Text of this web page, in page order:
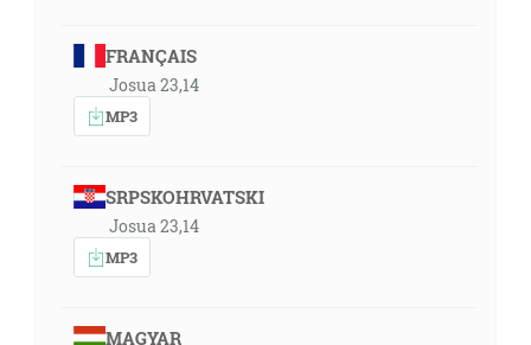
FRANÇAIS
Josua 23,14
MP3
SRPSKOHRVATSKI
Josua 23,14
MP3
MAGYAR